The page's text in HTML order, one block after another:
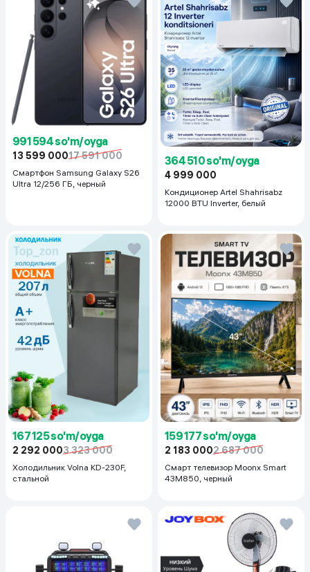
991 594 so'm/oyga
13 599 00017 591 000
Смартфон Samsung Galaxy S26
Ultra 12/256 ГБ, черный
364 510 so'm/oyga
4 999 000
Кондиционер Artel Shahrisabz
12000 BTU Inverter, белый
167 125 so'm/oyga
2 292 0003 323 000
Холодильник Volna KD-230F,
стальной
159 177 so'm/oyga
2 183 0002 687 000
Смарт телевизор Moonx Smart
43M850, черный